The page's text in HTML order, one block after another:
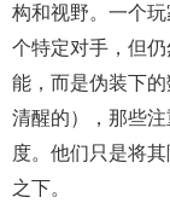
构和视野。一个
个特定对手，但
能，而是伪装下
清醒的），那些
度。他们只是将
之下。